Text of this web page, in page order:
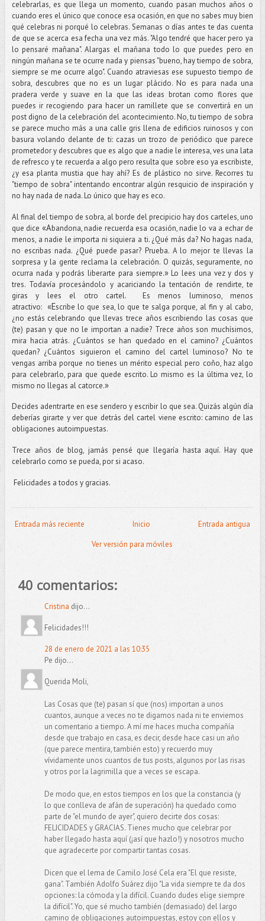
celebrarlas, es que llega un momento, cuando pasan muchos años o
cuando eres el único que conoce esa ocasión, en que no sabes muy bien
qué celebras ni porqué lo celebras. Semanas o días antes te das cuenta
de que se acerca esa fecha una vez más. "Algo tendré que hacer pero ya
lo pensaré mañana". Alargas el mañana todo lo que puedes pero en
ningún mañana se te ocurre nada y piensas "bueno, hay tiempo de sobra,
siempre se me ocurre algo". Cuando atraviesas ese supuesto tiempo de
sobra, descubres que no es un lugar plácido. No es para nada una
pradera verde y suave en la que las ideas brotan como flores que
puedes ir recogiendo para hacer un ramillete que se convertirá en un
post digno de la celebración del acontecimiento. No, tu tiempo de sobra
se parece mucho más a una calle gris llena de edificios ruinosos y con
basura volando delante de ti: cazas un trozo de periódico que parece
prometedor y descubres que es algo que a nadie le interesa, ves una lata
de refresco y te recuerda a algo pero resulta que sobre eso ya escribiste,
¿y esa planta mustia que hay ahí? Es de plástico no sirve. Recorres tu
"tiempo de sobra" intentando encontrar algún resquicio de inspiración y
no hay nada de nada. Lo único que hay es eco.
Al final del tiempo de sobra, al borde del precipicio hay dos carteles, uno
que dice «Abandona, nadie recuerda esa ocasión, nadie lo va a echar de
menos, a nadie le importa ni siquiera a ti. ¿Qué más da? No hagas nada,
no escribas nada. ¿Qué puede pasar? Prueba. A lo mejor te llevas la
sorpresa y la gente reclama la celebración. O quizás, seguramente, no
ocurra nada y podrás liberarte para siempre.»Lo lees una vez y dos y
tres. Todavía procesándolo y acariciando la tentación de rendirte, te
giras y lees el otro cartel. Es menos luminoso, menos
atractivo: «Escribe lo que sea, lo que te salga porque, al fin y al cabo,
¿no estás celebrando que llevas trece años escribiendo las cosas que
(te) pasan y que no le importan a nadie? Trece años son muchísimos,
mira hacia atrás. ¿Cuántos se han quedado en el camino? ¿Cuántos
quedan? ¿Cuántos siguieron el camino del cartel luminoso? No te
vengas arriba porque no tienes un mérito especial pero coño, haz algo
para celebrarlo, para que quede escrito. Lo mismo es la última vez, lo
mismo no llegas al catorce.»
Decides adentrarte en ese sendero y escribir lo que sea. Quizás algún día
deberías girarte y ver que detrás del cartel viene escrito: camino de las
obligaciones autoimpuestas.
Trece años de blog, jamás pensé que llegaría hasta aquí. Hay que
celebrarlo como se pueda, por si acaso.
Felicidades a todos y gracias.
Entrada más reciente Entrada antigua
Inicio
Ver versión para móviles
40 comentarios:
Cristina dijo...
Felicidades!!!
28 de enero de 2021 a las 10:35
Pe dijo...
Querida Moli,
Las Cosas que (te) pasan sí que (nos) importan a unos
cuantos, aunque a veces no te digamos nada ni te enviemos
un comentario a tiempo. A mí me haces mucha compañía
desde que trabajo en casa, es decir, desde hace casi un año
(que parece mentira, también esto) y recuerdo muy
vívidamente unos cuantos de tus posts, algunos por las risas
y otros por la lagrimilla que a veces se escapa.
De modo que, en estos tiempos en los que la constancia (y
lo que conlleva de afán de superación) ha quedado como
parte de "el mundo de ayer", quiero decirte dos cosas:
FELICIDADES y GRACIAS. Tienes mucho que celebrar por
haber llegado hasta aquí (¡así que hazlo!) y nosotros mucho
que agradecerte por compartir tantas cosas.
Dicen que el lema de Camilo José Cela era "El que resiste,
gana". También Adolfo Suárez dijo "La vida siempre te da dos
opciones: la cómoda y la difícil. Cuando dudes elige siempre
la difícil". Yo, que sé mucho también (demasiado) del largo
camino de obligaciones autoimpuestas, estoy con ellos y